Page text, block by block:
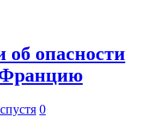
об опасности
0